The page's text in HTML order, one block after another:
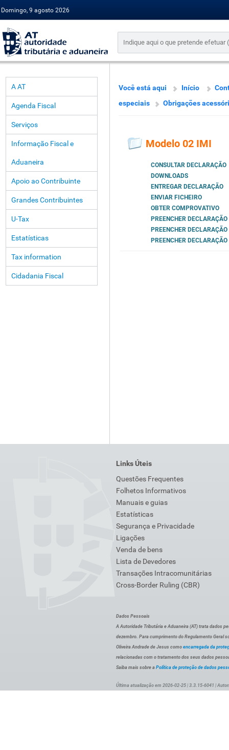
Domingo, 9 agosto 2026
A AT
Agenda Fiscal
Serviços
Informação Fiscal e
Aduaneira
Apoio ao Contribuinte
Grandes Contribuintes
U-Tax
Estatísticas
Tax information
Cidadania Fiscal
Você está aqui Início
especiais
Obrigações
Modelo 02 IMI
CONSULTAR DECLARAÇÃO
DOWNLOADS
ENTREGAR DECLARAÇÃO
ENVIAR FICHEIRO
OBTER COMPROVATIVO
PREENCHER DECLARAÇÃO
PREENCHER DECLARAÇÃO
PREENCHER
Links Úteis
Questões Frequentes
Folhetos Informativos
Manuais e guias
Estatísticas
Segurança e Privacidade
Ligações
Venda de bens
Lista de Devedores
Transações Intracomunitárias
Cross-Border Ruling (CBR)
Dados Pessoais
A Autoridade Tributária e Aduaneira (AT) trata dados
dezembro. Para cumprimento do Regulamento Geral
Oliveira Andrade de Jesus como encarregada da
relacionadas com o tratamento dos seus dados
Saiba mais sobre a Política de proteção de dados
Última atualização em 2026-02-25 | 3.3.15-6041 |